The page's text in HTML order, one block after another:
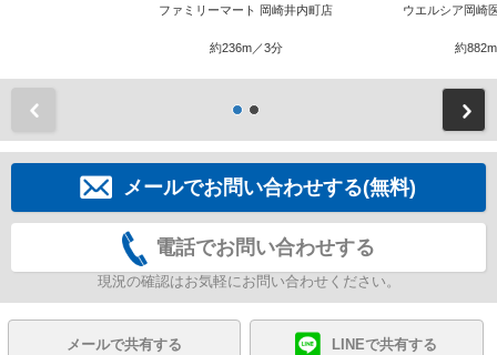
ファミリーマート 岡崎井内町店
約236m／3分
ウエルシア岡崎
約
メールでお問い合わせする(無料)
電話でお問い合わせする
現況の確認はお気軽にお問い合わせください。
メールで共有する LINEで共有する